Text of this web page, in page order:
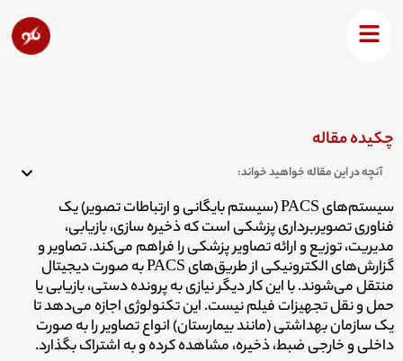
سیستم های Pacs و هرآنچه باید درمورد آنها بدانید
چکیده مقاله
آنچه در این مقاله خواهید خواند:
سیستم‌های PACS (سیستم بایگانی و ارتباطات تصویر) یک
فناوری تصویربرداری پزشکی است که ذخیره سازی، بازیابی،
مدیریت، توزیع و ارائه تصاویر پزشکی را فراهم می‌کند. تصاویر و
گزارش‌های الکترونیکی از طریق‌های PACS به صورت دیجیتال
منتقل می‌شوند. با این کار دیگر نیازی به پرونده دستی، بازیابی یا
حمل و نقل تجهیزات فیلم نیست. این تکنولوژی اجازه می‌دهد تا
یک سازمان بهداشتی (مانند بیمارستان) انواع تصاویر را به صورت
داخلی و خارجی ضبط، ذخیره، مشاهده کرده و به اشتراک بگذارد.